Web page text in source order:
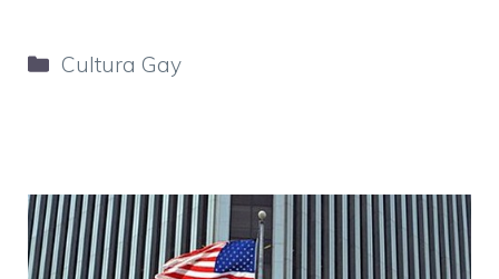
Categorie
Cultura Gay